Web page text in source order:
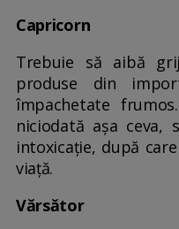
Capricorn
Trebuie să aibă
produse din
împachetate
niciodată așa ceva,
intoxicație, după
viață.
Vărsător